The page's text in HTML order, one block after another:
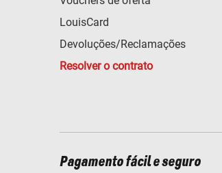
LouisCard
Devoluções/Reclamações
Resolver o contrato
Pagamento fácil e seguro